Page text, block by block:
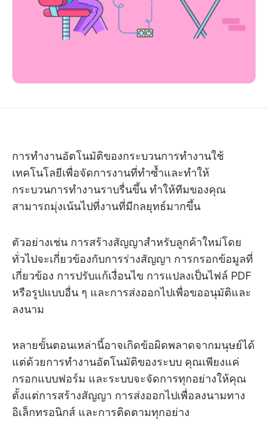
การทำงานอัตโนมัติของกระบวนการทำงานใช้
เทคโนโลยีเพื่อจัดการงานที่ทำซ้ำและทำให้
กระบวนการทำงานราบรื่นขึ้น ทำให้ทีมของคุณ
สามารถมุ่งเน้นไปที่งานที่มีกลยุทธ์มากขึ้น
ตัวอย่างเช่น การสร้างสัญญาสำหรับลูกค้าใหม่โดย
ทั่วไปจะเกี่ยวข้องกับการร่างสัญญา การกรอกข้อมูลที่
เกี่ยวข้อง การปรับแก้เงื่อนไข การแปลงเป็นไฟล์ PDF
หรือรูปแบบอื่น ๆ และการส่งออกไปเพื่อขออนุมัติและ
ลงนาม
หลายขั้นตอนเหล่านี้อาจเกิดข้อผิดพลาดจากมนุษย์ได้
แต่ด้วยการทำงานอัตโนมัติของระบบ คุณเพียงแค่
กรอกแบบฟอร์ม และระบบจะจัดการทุกอย่างให้คุณ
ตั้งแต่การสร้างสัญญา การส่งออกไปเพื่อลงนามทาง
อิเล็กทรอนิกส์ และการติดตามทุกอย่าง